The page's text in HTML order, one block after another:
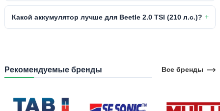
Какой аккумулятор лучше для Beetle 2.0 TSI (210 л.с.)?
Рекомендуемые бренды Все бренды